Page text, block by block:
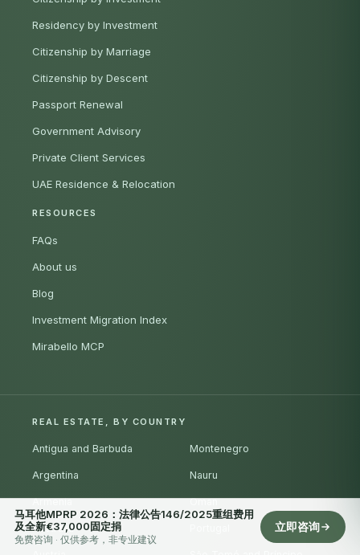
马耳他MPRP 2026：法律公告146/2025重组费用
及全新€37,000固定捐
免费咨询 · 仅供参考，非专业建议
立即咨询
Residency by Investment
Citizenship by Marriage
Citizenship by Descent
Passport Renewal
Government Advisory
Private Client Services
UAE Residence & Relocation
RESOURCES
FAQs
About us
Blog
Investment Migration Index
Mirabello MCP
REAL ESTATE, BY COUNTRY
Antigua and Barbuda
Argentina
Armenia
Australia
Montenegro
Nauru
Oman